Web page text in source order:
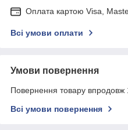
Оплата картою Visa,
Всі умови оплати
Умови повернення
Повернення товару впродовж
Всі умови повернення